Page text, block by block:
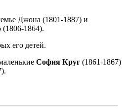
Джона (1801-1887) и
1864).
его детей.
София Круг (1861-1867)